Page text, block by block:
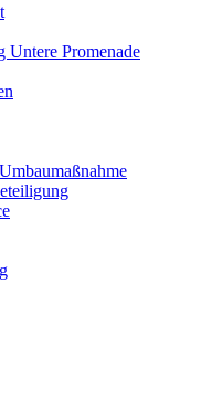
Untere Promenade